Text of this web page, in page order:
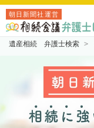
朝日新聞社運営
遺産相続 弁護士検索